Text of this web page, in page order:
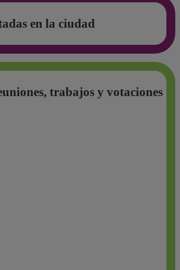
en la ciudad
trabajos y votaciones